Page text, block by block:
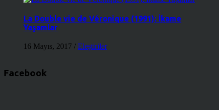
La Double vie de Véronique (1991): İkame
Yaşamlar
16 Mayıs, 2017 / Eleştiriler
Facebook